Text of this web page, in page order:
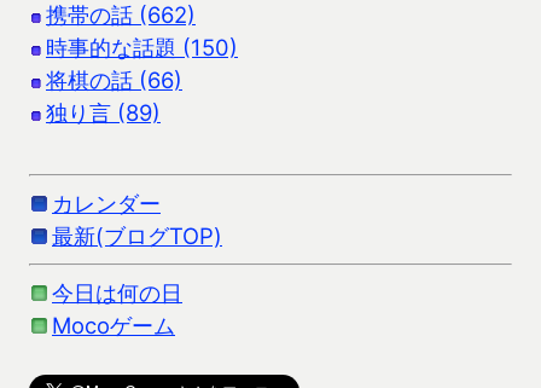
携帯の話 (662)
時事的な話題 (150)
将棋の話 (66)
独り言 (89)
カレンダー
最新(ブログTOP)
今日は何の日
Mocoゲーム